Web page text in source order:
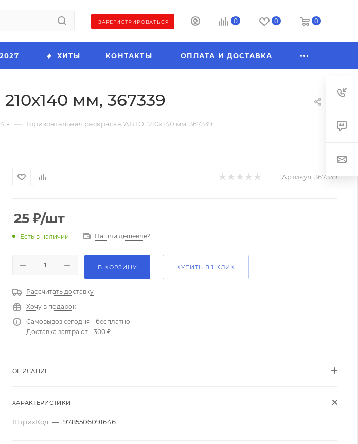
ЗАРЕГИСТРИРОВАТЬСЯ 0 0 0
ХИТЫ КОНТАКТЫ ОПЛАТА И ДОСТАВКА
мм, 367339
— Горизонтальная раскраска 'АВТО', 210х140 мм, 367339
Артикул: 367339
25 ₽/шт
Есть в наличии Нашли дешевле?
В КОРЗИНУ КУПИТЬ В 1 КЛИК
Рассчитать доставку
Хочу в подарок
Самовывоз сегодня - бесплатно
Доставка завтра от - 300 ₽
ОПИСАНИЕ
ХАРАКТЕРИСТИКИ
ШтрихКод — 9785506091646